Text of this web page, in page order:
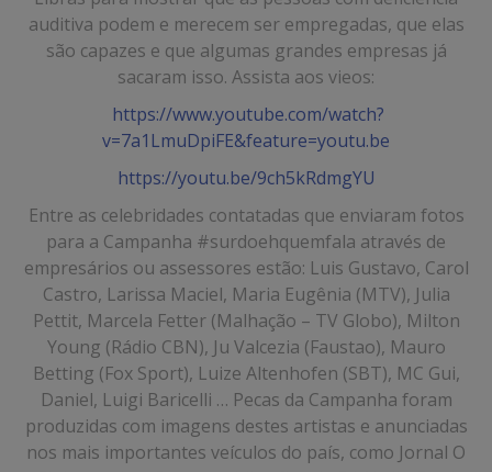
auditiva podem e merecem ser empregadas, que elas
são capazes e que algumas grandes empresas já
sacaram isso. Assista aos vieos:
https://www.youtube.com/watch?
v=7a1LmuDpiFE&feature=youtu.be
https://youtu.be/9ch5kRdmgYU
Entre as celebridades contatadas que enviaram fotos
para a Campanha #surdoehquemfala através de
empresários ou assessores estão: Luis Gustavo, Carol
Castro, Larissa Maciel, Maria Eugênia (MTV), Julia
Pettit, Marcela Fetter (Malhação – TV Globo), Milton
Young (Rádio CBN), Ju Valcezia (Faustao), Mauro
Betting (Fox Sport), Luize Altenhofen (SBT), MC Gui,
Daniel, Luigi Baricelli … Pecas da Campanha foram
produzidas com imagens destes artistas e anunciadas
nos mais importantes veículos do país, como Jornal O